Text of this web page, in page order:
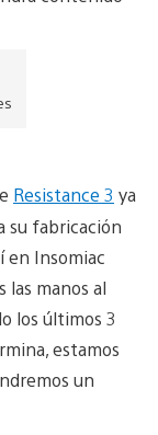
Resistance 3 ya
su fabricación
en Insomiac
las manos al
los últimos 3
estamos
un